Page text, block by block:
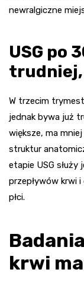
newralgiczne
USG po
trudniej,
W trzecim
jednak bywa już
większe, ma
struktur
etapie USG służy
przepływów krwi
płci.
krwi